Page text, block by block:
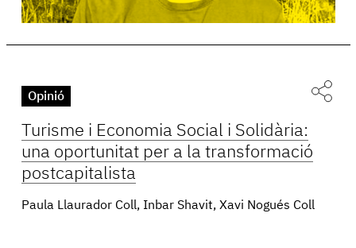
Opinió
Turisme i Economia Social i Solidària:
una oportunitat per a la transformació
postcapitalista
Paula Llaurador Coll, Inbar Shavit, Xavi Nogués Coll